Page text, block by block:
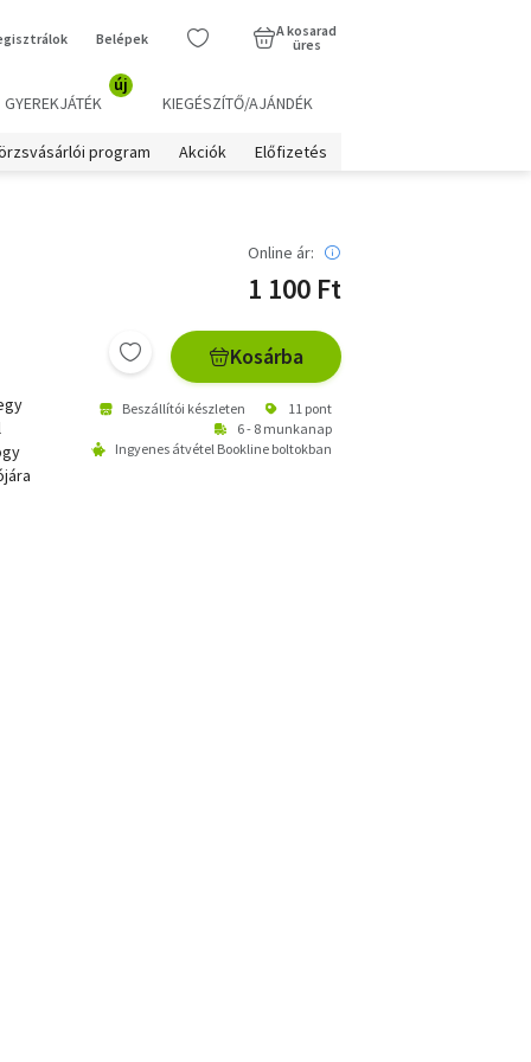
Belépek
A kosarad
üres
GYEREKJÁTÉK
új
KIEGÉSZÍTŐ/AJÁNDÉK
program Akciók Előfizetés
Online ár:
1 100 Ft
Kosárba
Beszállítói készleten
11 pont
6 - 8 munkanap
Ingyenes átvétel Bookline boltokban